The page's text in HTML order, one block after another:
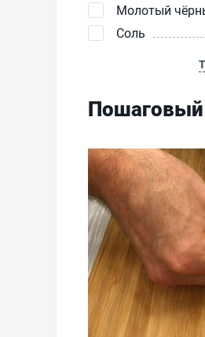
Молотый
Соль
Пошаговый